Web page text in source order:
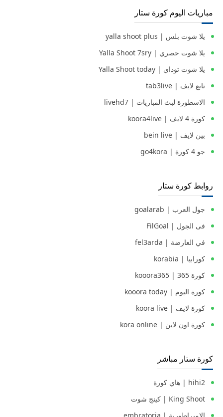
مباريات اليوم كورة ستار
يلا شوت بلس | yalla shoot plus
يلا شوت حصري | Yalla Shoot 7sry
يلا شوت توداي | Yalla Shoot today
تابع لايف | tab3live
الاسطورة لبث المباريات | livehd7
كورة 4 لايف | koora4live
بين لايف | bein live
جو 4 كورة | go4kora
روابط كورة ستار
جول العرب | goalarab
فى الجول | FilGoal
في العارضة | fel3arda
كورابيا | korabia
كورة 365 | kooora365
كورة اليوم | kooora today
كورة لايف | koora live
كورة اون لاين | kora online
كورة ستار مباشر
hihi2 | هاي كورة
King Shoot | كينج شوت